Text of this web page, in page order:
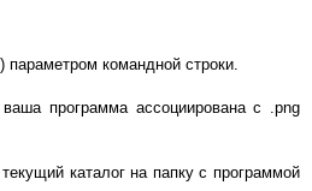
) параметром командной строки.
программа ассоциирована с .png
каталог на папку с программой